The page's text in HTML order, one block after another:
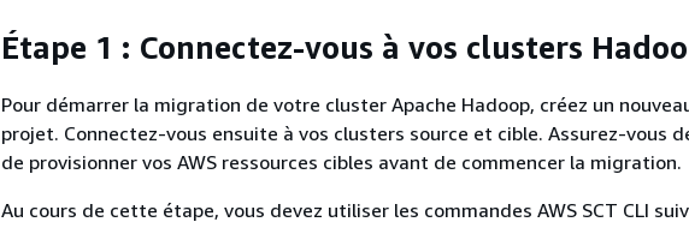
Étape 1 : Connectez-vous à vos clusters
Pour démarrer la migration de votre cluster Apache Hadoop, créez un
projet. Connectez-vous ensuite à vos clusters source et cible. Assurez-vous
de provisionner vos AWS ressources cibles avant de commencer la migration.
Au cours de cette étape, vous devez utiliser les commandes AWS SCT CLI